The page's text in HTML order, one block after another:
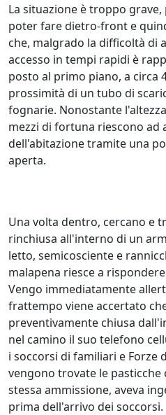
La situazione è troppo
poter fare dietro-front e
che, malgrado la difficoltà di
accesso in tempi rapidi è
posto al primo piano, a circa
prossimità di un tubo di
fognarie. Nonostante
mezzi di fortuna riescono ad
dell'abitazione tramite una
aperta.
Una volta dentro, cercano e
rinchiusa all'interno di un
letto, semicosciente e
malapena riesce a
Vengo immediatamente
frattempo viene accertato
preventivamente chiusa
nel camino il suo telefono
i soccorsi di familiari e Forze
vengono trovate le pasticche
stessa ammissione, aveva
prima dell'arrivo dei soccorsi.